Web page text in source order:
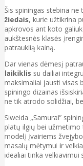
Šis spiningas stebina ne
žiedais, kurie užtikrina
apkrovos ant koto
aukštesnės klasės
patrauklią kainą.
Dar vienas dėmesį
laikiklis su dailiai
maksimaliai jausti visas
spiningo dizainas
ne tik atrodo solidžiai,
Siweida „Samurai”
platų ilgių bei
modelį įvairiems
masalų mėtymui ir
idealiai tinka velkiavimui